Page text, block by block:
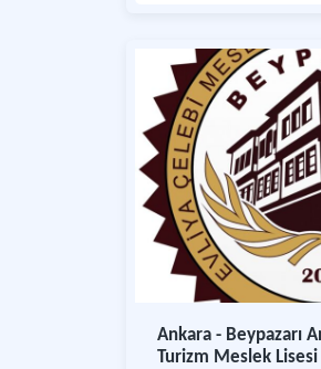
Ankara - Beypazarı
Turizm Meslek